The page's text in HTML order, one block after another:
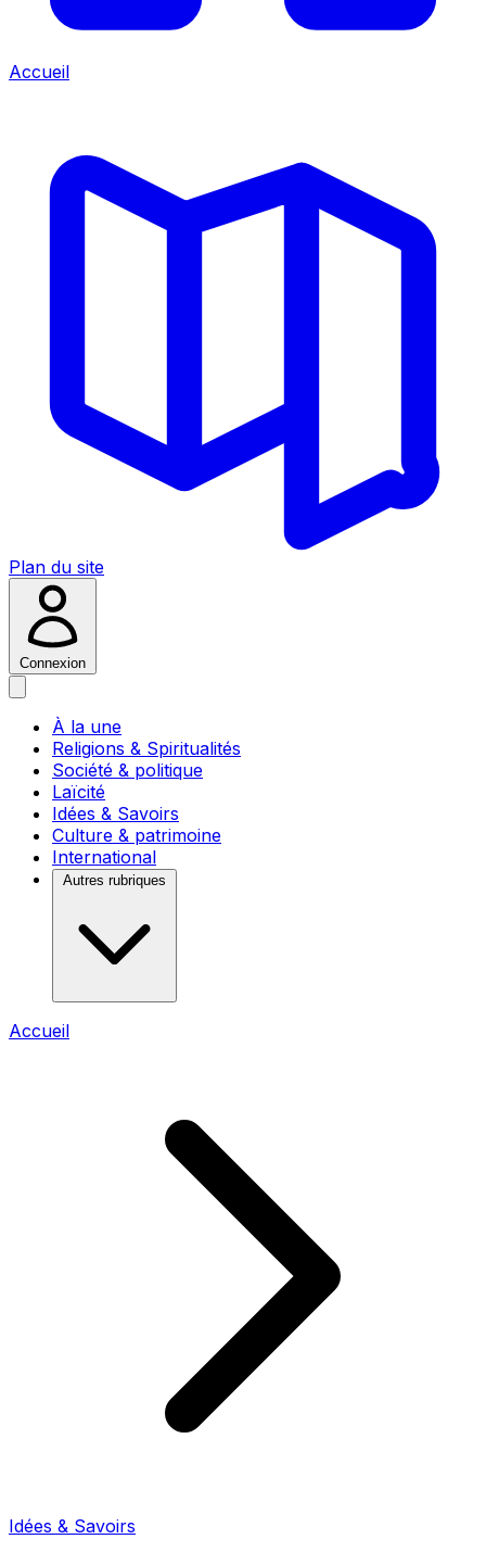
Accueil
Plan du site
Connexion
À la une
Religions & Spiritualités
Société & politique
Laïcité
Idées & Savoirs
Culture & patrimoine
International
Autres rubriques
Accueil
Idées & Savoirs